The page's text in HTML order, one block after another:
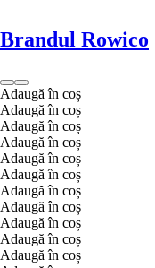
Brandul Rowico
Adaugă în coș
Adaugă în coș
Adaugă în coș
Adaugă în coș
Adaugă în coș
Adaugă în coș
Adaugă în coș
Adaugă în coș
Adaugă în coș
Adaugă în coș
Adaugă în coș